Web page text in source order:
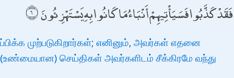
فَقَدْ كَذَّبُوا فَسَيَأْتِيهِمْ أَنْبَاءُ مَا كَانُوا بِهِ يَسْتَهْزِئُونَ
முற்படுகிறார்கள்; எனினும், அவர்கள் எதனை
(உண்மையான) செய்திகள் அவர்களிடம் சீக்கிரமே வந்து